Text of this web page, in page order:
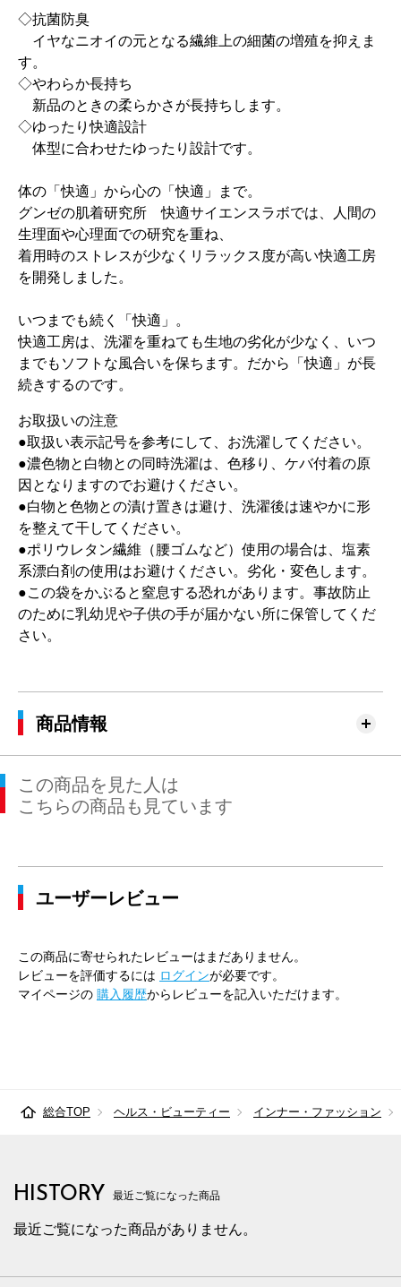
◇抗菌防臭
イヤなニオイの元となる繊維上の細菌の増殖を抑えま
す。
◇やわらか長持ち
新品のときの柔らかさが長持ちします。
◇ゆったり快適設計
体型に合わせたゆったり設計です。
体の「快適」から心の「快適」まで。
グンゼの肌着研究所 快適サイエンスラボでは、人間の
生理面や心理面での研究を重ね、
着用時のストレスが少なくリラックス度が高い快適工房
を開発しました。
いつまでも続く「快適」。
快適工房は、洗濯を重ねても生地の劣化が少なく、いつ
までもソフトな風合いを保ちます。だから「快適」が長
続きするのです。
お取扱いの注意
●取扱い表示記号を参考にして、お洗濯してください。
●濃色物と白物との同時洗濯は、色移り、ケバ付着の原
因となりますのでお避けください。
●白物と色物との漬け置きは避け、洗濯後は速やかに形
を整えて干してください。
●ポリウレタン繊維（腰ゴムなど）使用の場合は、塩素
系漂白剤の使用はお避けください。劣化・変色します。
●この袋をかぶると窒息する恐れがあります。事故防止
のために乳幼児や子供の手が届かない所に保管してくだ
さい。
商品情報
この商品を見た人は
こちらの商品も見ています
ユーザーレビュー
この商品に寄せられたレビューはまだありません。
レビューを評価するには ログインが必要です。
マイページの 購入履歴からレビューを記入いただけます。
総合TOP ヘルス・ビューティー インナー・ファッション
HISTORY 最近ご覧になった商品
最近ご覧になった商品がありません。